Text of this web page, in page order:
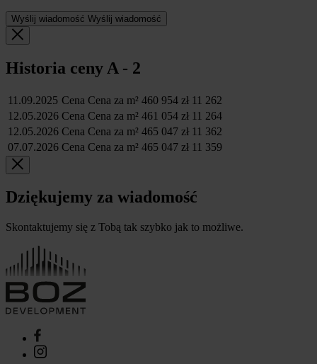
Wyślij wiadomość Wyślij wiadomość
Historia ceny A - 2
11.09.2025 Cena Cena za m² 460 954 zł 11 262
12.05.2026 Cena Cena za m² 461 054 zł 11 264
12.05.2026 Cena Cena za m² 465 047 zł 11 362
07.07.2026 Cena Cena za m² 465 047 zł 11 359
Dziękujemy za wiadomość
Skontaktujemy się z Tobą tak szybko jak to możliwe.